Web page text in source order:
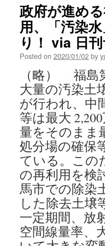
政府が進め
用、「汚染
り！ via 日
Posted on 2020/01/02by
（略） 福島
大量の汚染土
が行われ、中
等は最大
量をそのまま
処分場の確保
ている。この
の再利用を検
馬市での除染
した除去土壌
一定期間、放
空間線量率、